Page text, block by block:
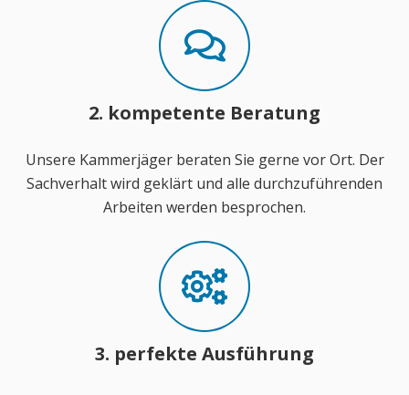
2. kompetente Beratung
Unsere Kammerjäger beraten Sie gerne vor Ort. Der
Sachverhalt wird geklärt und alle durchzuführenden
Arbeiten werden besprochen.
3. perfekte Ausführung